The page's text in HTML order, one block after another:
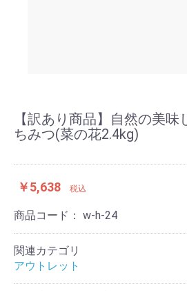
【訳あり商品】自然の美
ちみつ(菜の花2.4kg)
￥5,638 税込
商品コード： w-h-24
関連カテゴリ
アウトレット